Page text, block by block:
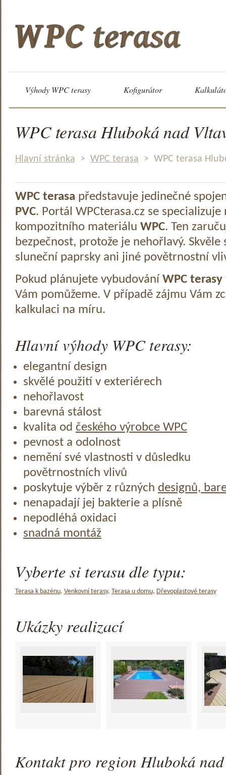
Výhody WPC terasy Kofigurátor
WPC terasa Hluboká nad
Hlavní stránka > WPC terasa > WPC terasa
WPC terasa představuje jedinečné
PVC. Portál WPCterasa.cz se specializuje
kompozitního materiálu WPC. Ten
bezpečnost, protože je nehořlavý.
sluneční paprsky ani jiné povětrnostní
Pokud plánujete vybudování WPC terasy
Vám pomůžeme. V případě zájmu Vám
kalkulaci na míru.
Hlavní výhody WPC terasy:
elegantní design
skvělé použití v exteriérech
nehořlavost
barevná stálost
kvalita od českého výrobce WPC
pevnost a odolnost
nemění své vlastnosti v důsledku
povětrnostních vlivů
poskytuje výběr z různých designů,
nenapadají jej bakterie a plísně
nepodléhá oxidaci
snadná montáž
Vyberte si terasu dle typu:
Terasa k bazénu, Venkovní terasy, Terasa u domu, Dřevoplastové terasy
Ukázky realizací
Kontakt pro region Hluboká